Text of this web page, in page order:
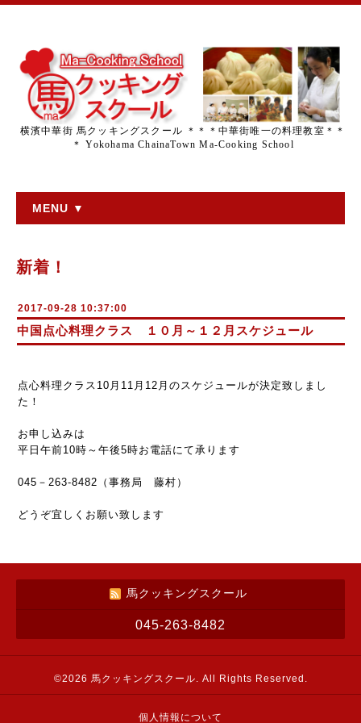
横濱中華街 馬クッキングスクール ＊＊＊中華街唯一の料理教室＊＊
＊ Yokohama ChainaTown Ma-Cooking School
MENU ▼
新着！
2017-09-28 10:37:00
中国点心料理クラス １０月～１２月スケジュール
点心料理クラス10月11月12月のスケジュールが決定致しまし
た！
お申し込みは
平日午前10時～午後5時お電話にて承ります
045－263-8482（事務局 藤村）
どうぞ宜しくお願い致します
馬クッキングスクール
045-263-8482
©2026 馬クッキングスクール . All Rights Reserved.
個人情報について